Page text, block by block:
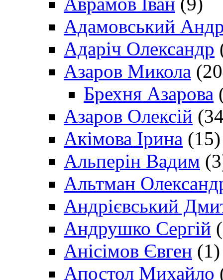
Адамовський
Адаріч Олександр
Азаров Микола
Брехня Азарова
Азаров Олексій
Акімова Ірина (15)
Альперін Вадим
Альтман
Андрієвський
Андрушко Сергій
Анісімов Євген (1)
Апостол Михайло